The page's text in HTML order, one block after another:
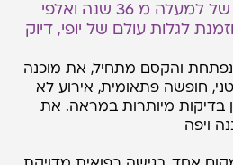
נשית עוטפת. עם ניסיון של למעלה מ 36 שנה ואלפי
לגלות עולם של יופי, דיוק
והקסם מתחיל, את מוכנה
חופשה פתאומית, אירוע לא
בדיקות מיותרות במראה. את